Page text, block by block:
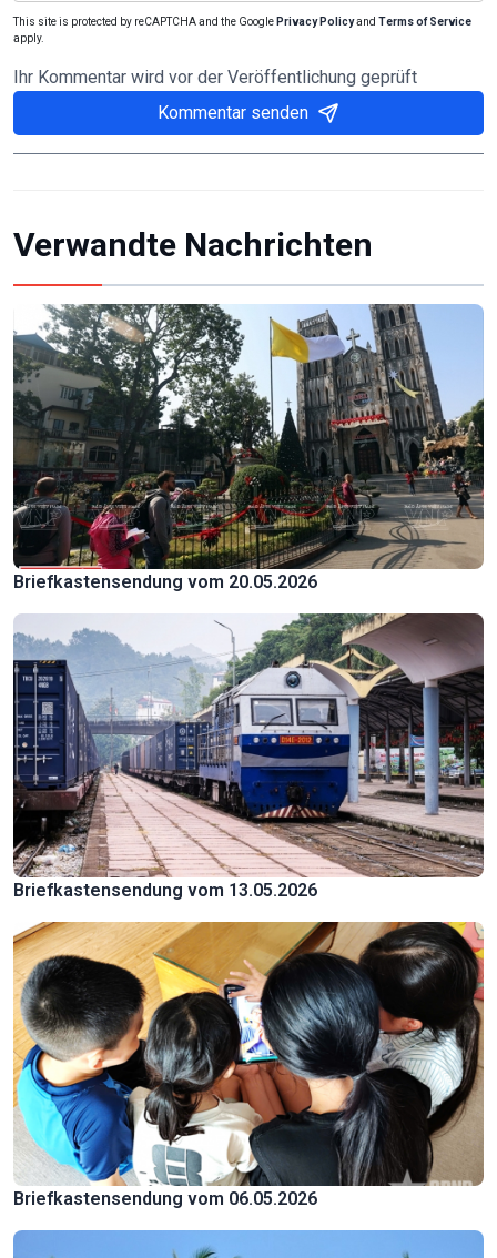
This site is protected by reCAPTCHA and the Google Privacy Policyand Terms of Service
apply.
Ihr Kommentar wird vor der Veröffentlichung geprüft
Kommentar senden
Verwandte Nachrichten
Briefkastensendung vom 20.05.2026
Briefkastensendung vom 13.05.2026
Briefkastensendung vom 06.05.2026